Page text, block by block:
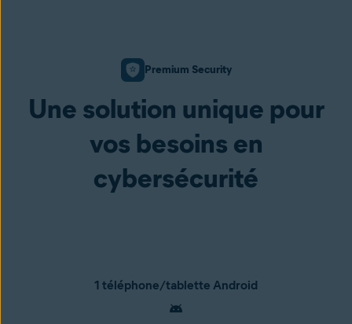
Premium Security
Une solution unique pour
vos besoins en
cybersécurité
1 téléphone/tablette Android